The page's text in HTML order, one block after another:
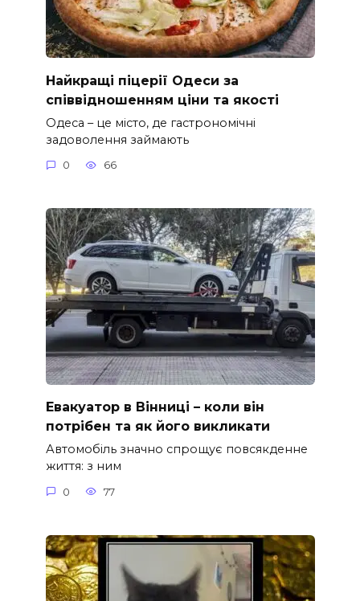
Найкращі піцерії Одеси за
співвідношенням ціни та якості
Одеса – це місто, де гастрономічні
задоволення займають
0 66
Евакуатор в Вінниці – коли він
потрібен та як його викликати
Автомобіль значно спрощує повсякденне
життя: з ним
0 77